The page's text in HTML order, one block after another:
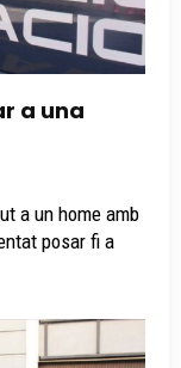
a una
posar fi a